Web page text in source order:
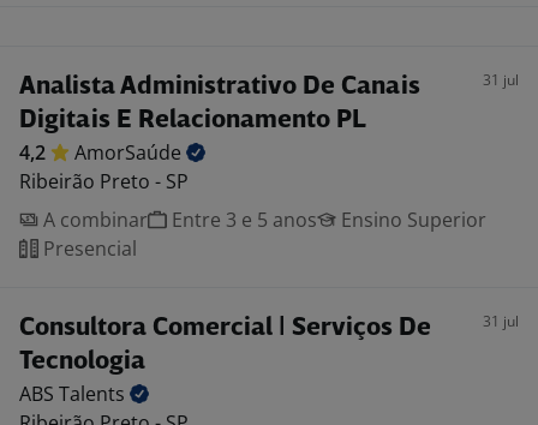
Analista Administrativo De Canais
Digitais E Relacionamento PL
31 jul
4,2
AmorSaúde
Ribeirão Preto - SP
A combinar
Entre 3 e 5 anos
Ensino Superior
Presencial
Consultora Comercial | Serviços De
Tecnologia
31 jul
ABS Talents